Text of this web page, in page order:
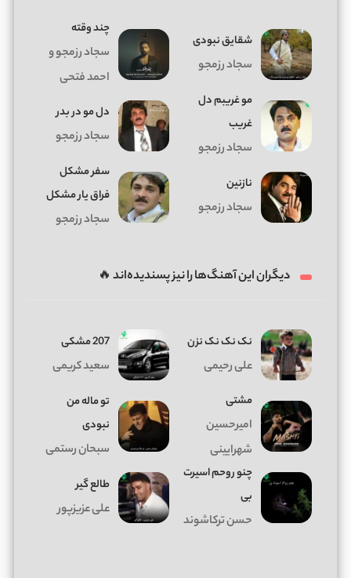
ﺷﻘﺎﻳﻖ ﻧﺒﻮدی
سجاد رزمجو
چند وقته
سجاد رزمجو و
احمد فتحی
مو غریبم دل
غریب
سجاد رزمجو
دل مو در بدر
سجاد رزمجو
نازنین
سجاد رزمجو
سفر مشکل
فراق یار مشکل
سجاد رزمجو
دیگران این آهنگ‌ها را نیز پسندیده‌اند 🔥
نک نک نک نزن
علی رحیمی
207 مشکی
سعید کریمی
مشتی
امیرحسین
شهرایینی
تو ماله من
نبودی
سبحان رستمی
چنو روحم اسیرت
بی
حسن ترکاشوند
طالع گیر
علی عزیزپور